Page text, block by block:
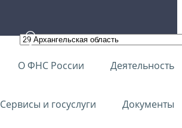
О ФНС России Деятельность
Сервисы и госуслуги Документы